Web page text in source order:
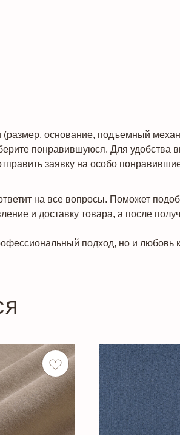
основание, подъемный
понравившуюся. Для удобства
заявку на особо
на все вопросы. Поможет
и доставку товара, а после
подход, но и любовь